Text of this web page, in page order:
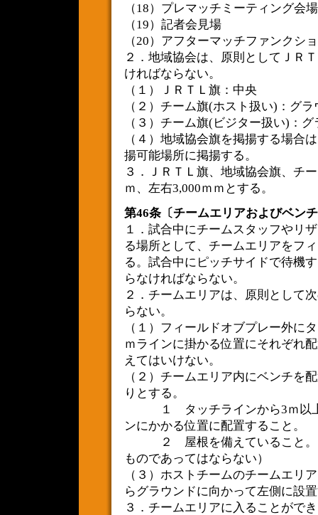
（18）プレマッチミーティング会場
（19）記者会見場
（20）アフターマッチファンクシ
２．地域協会は、原則としてＪＲ
ければならない。
（１）ＪＲＴＬ旗：中央
（２）チーム旗(ホスト扱い)：グ
（３）チーム旗(ビジター扱い)：
（４）地域協会旗を掲揚する場合
揚可能場所に掲揚する。
３．ＪＲＴＬ旗、地域協会旗、チ
ｍ、左右3,000ｍｍとする。
第46条〔チームエリアおよびベン
１．試合中にチームスタッフやリ
る場所として、チームエリアをフ
る。試合中にピッチサイドで待機
らなければならない。
２．チームエリアは、原則として
らない。
（１）フィールドオブプレー外に
ｍラインに掛かる位置にそれぞれ
えてはいけない。
（２）チームエリア内にベンチを
りとする。
１ タッチラインから3ｍ以上
ンにかかる位置に配置すること。
２ 屋根を備えていること。（
ものであってはならない）
（３）ホストチームのチームエリ
らグラウンドに向かって左側に設
３．チームエリアに入ることがで